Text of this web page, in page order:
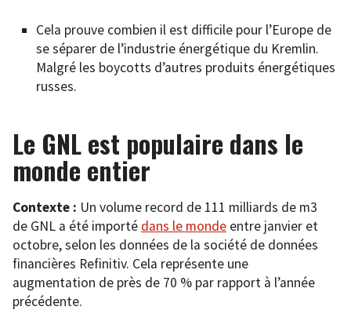
Cela prouve combien il est difficile pour l’Europe de
se séparer de l’industrie énergétique du Kremlin.
Malgré les boycotts d’autres produits énergétiques
russes.
Le GNL est populaire dans le
monde entier
Contexte : Un volume record de 111 milliards de m3
de GNL a été importé dans le monde entre janvier et
octobre, selon les données de la société de données
financières Refinitiv. Cela représente une
augmentation de près de 70 % par rapport à l’année
précédente.